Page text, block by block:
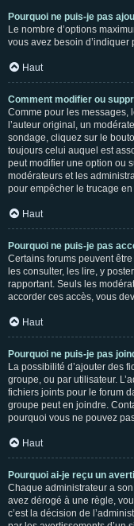
Pourquoi ne puis-je pas
Le nombre d’options
vous avez besoin d’indiquer
Haut
Comment modifier ou
Comme pour les messages,
l’auteur original, un
sondage, cliquez sur le
toujours celui auquel est
peut modifier une option ou
modérateurs et les
pour empêcher le trucage
Haut
Pourquoi ne puis-je pas
Certains forums peuvent
les consulter, les lire, y
rapportant. Seuls les
accorder ces accès, vous
Haut
Pourquoi ne puis-je pas
La possibilité d’ajouter des
groupe, ou par utilisateur.
fichiers joints pour le forum
groupe peut en joindre.
pourquoi vous ne pouvez
Haut
Pourquoi ai-je reçu un
Chaque administrateur a
avez dérogé à une règle,
c’est la décision de